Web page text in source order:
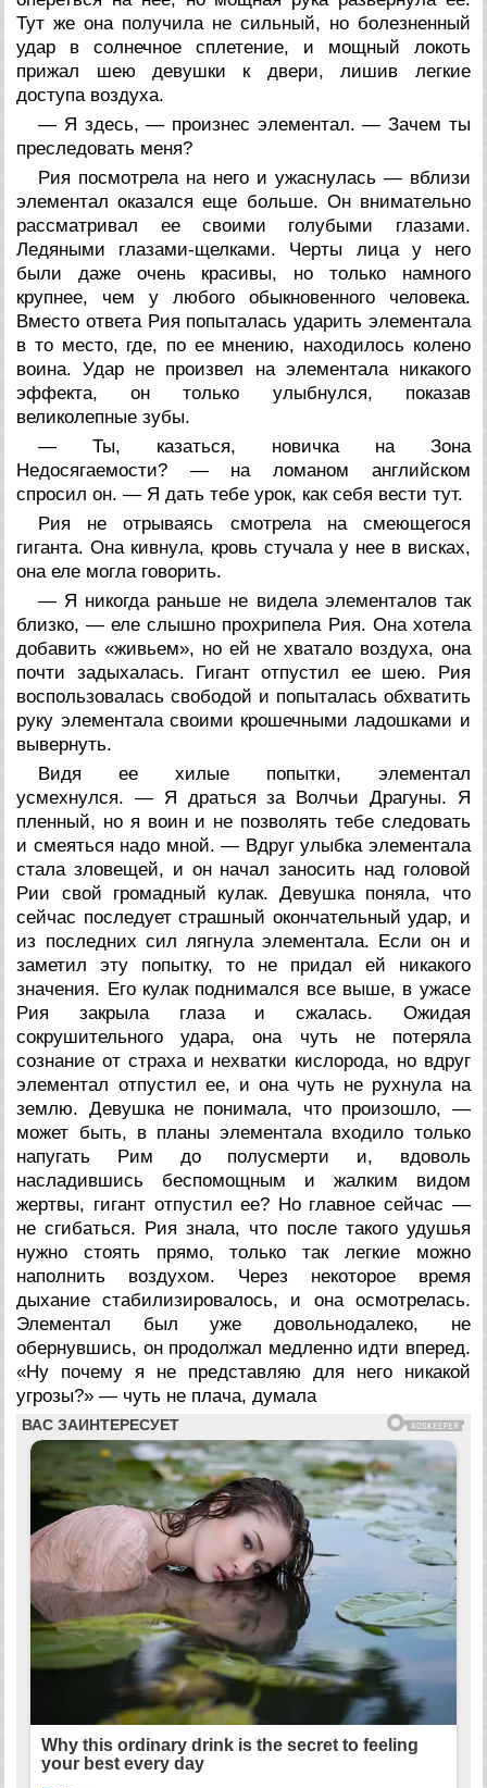
Тут же она получила не сильный, но болезненный
удар в солнечное сплетение, и мощный локоть
прижал шею девушки к двери, лишив легкие
доступа воздуха.
— Я здесь, — произнес элементал. — Зачем ты
преследовать меня?
Рия посмотрела на него и ужаснулась — вблизи
элементал оказался еще больше. Он внимательно
рассматривал ее своими голубыми глазами.
Ледяными глазами-щелками. Черты лица у него
были даже очень красивы, но только намного
крупнее, чем у любого обыкновенного человека.
Вместо ответа Рия попыталась ударить элементала
в то место, где, по ее мнению, находилось колено
воина. Удар не произвел на элементала никакого
эффекта, он только улыбнулся, показав
великолепные зубы.
— Ты, казаться, новичка на Зона
Недосягаемости? — на ломаном английском
спросил он. — Я дать тебе урок, как себя вести тут.
Рия не отрываясь смотрела на смеющегося
гиганта. Она кивнула, кровь стучала у нее в висках,
она еле могла говорить.
— Я никогда раньше не видела элементалов так
близко, — еле слышно прохрипела Рия. Она хотела
добавить «живьем», но ей не хватало воздуха, она
почти задыхалась. Гигант отпустил ее шею. Рия
воспользовалась свободой и попыталась обхватить
руку элементала своими крошечными ладошками и
вывернуть.
Видя ее хилые попытки, элементал
усмехнулся. — Я драться за Волчьи Драгуны. Я
пленный, но я воин и не позволять тебе следовать
и смеяться надо мной. — Вдруг улыбка элементала
стала зловещей, и он начал заносить над головой
Рии свой громадный кулак. Девушка поняла, что
сейчас последует страшный окончательный удар, и
из последних сил лягнула элементала. Если он и
заметил эту попытку, то не придал ей никакого
значения. Его кулак поднимался все выше, в ужасе
Рия закрыла глаза и сжалась. Ожидая
сокрушительного удара, она чуть не потеряла
сознание от страха и нехватки кислорода, но вдруг
элементал отпустил ее, и она чуть не рухнула на
землю. Девушка не понимала, что произошло, —
может быть, в планы элементала входило только
напугать Рим до полусмерти и, вдоволь
насладившись беспомощным и жалким видом
жертвы, гигант отпустил ее? Но главное сейчас —
не сгибаться. Рия знала, что после такого удушья
нужно стоять прямо, только так легкие можно
наполнить воздухом. Через некоторое время
дыхание стабилизировалось, и она осмотрелась.
Элементал был уже довольнодалеко, не
обернувшись, он продолжал медленно идти вперед.
«Ну почему я не представляю для него никакой
угрозы?» — чуть не плача, думала